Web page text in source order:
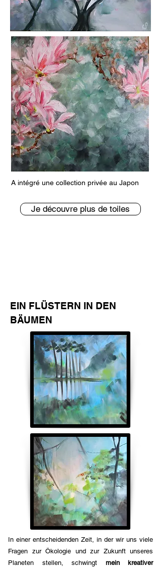
A intégré une collection privée au Japon
Je découvre plus de toiles
EIN FLÜSTERN IN DEN
BÄUMEN
In einer entscheidenden Zeit, in der wir uns viele
Fragen zur Ökologie und zur Zukunft unseres
Planeten stellen, schwingt mein kreativer